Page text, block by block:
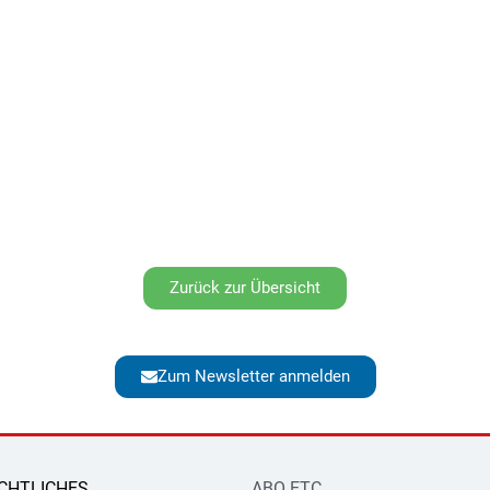
Zurück zur Übersicht
Zum Newsletter anmelden